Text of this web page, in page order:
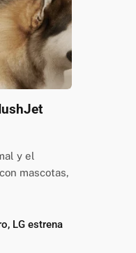
y el
mascotas,
LG estrena